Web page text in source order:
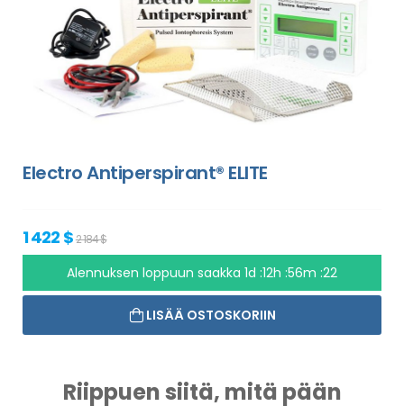
Electro Antiperspirant® ELITE
1 422 $2 184 $
Alennuksen loppuun saakka1d :12h :56m :21
LISÄÄ OSTOSKORIIN
Riippuen siitä, mitä pään